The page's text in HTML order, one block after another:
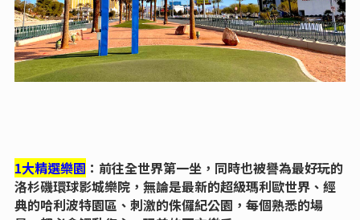
1大精選樂園 ：前往全世界第一坐，同時也被譽為最好玩的
洛杉磯環球影城樂院，無論是最新的超級瑪利歐世界、經
典的哈利波特園區、刺激的侏儸紀公園，每個熟悉的場